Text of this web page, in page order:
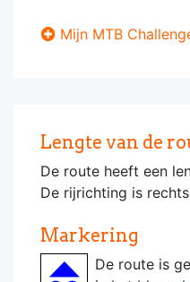
Mijn MTB
Lengte van de
De route heeft een
De rijrichting is
Markering
De route is